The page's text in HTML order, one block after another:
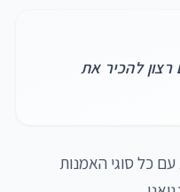
רצון להכיר את